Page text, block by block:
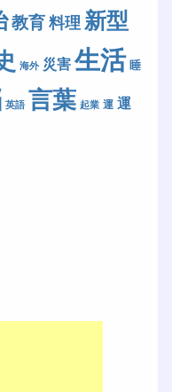
教育料理 新型
海外 災害生活 睡
英語 言葉 起業 運 運